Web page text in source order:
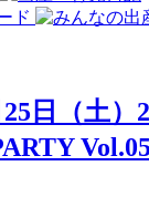
日（土
Vol.05